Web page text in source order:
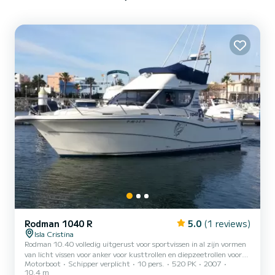
Rodman 1040 R 5.0 (1 reviews)
Isla Cristina
Rodman 10.40 volledig uitgerust voor sportvissen in al zijn vormen
van licht vissen voor anker voor kusttrollen en diepzeetrollen voor
grote blauwe marlijnen en rode tonijn
Motorboot Schipper verplicht 10 pers. 520 PK
2007
10.4 m